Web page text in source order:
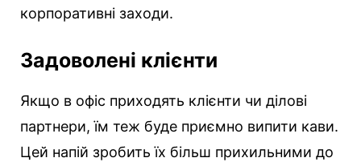
корпоративні заходи.
Задоволені клієнти
Якщо в офіс приходять клієнти чи ділові
партнери, їм теж буде приємно випити кави.
Цей напій зробить їх більш прихильними до